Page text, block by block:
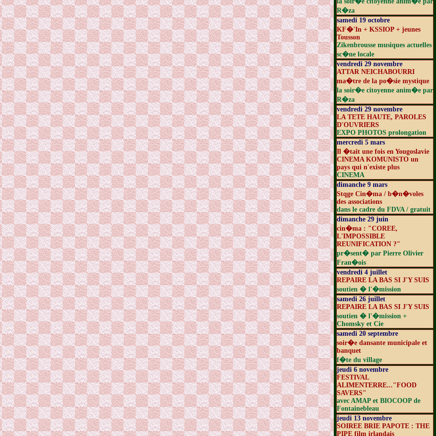
R�za
samedi 19 octobre
KF�'In + KSSIOP + jeunes
Tousson
Zikenbrousse musiques actuelles
sc�ne locale
vendredi 29 novembre
ATTAR NEICHABOURRI
ma�tre de la po�sie mystique
la soir�e citoyenne anim�e par
R�za
vendredi 29 novembre
LA TETE HAUTE, PAROLES
D'OUVRIERS
EXPO PHOTOS prolongation
mercredi 5 mars
Il �tait une fois en Yougoslavie
CINEMA KOMUNISTO un
pays qui n'existe plus
CINEMA
dimanche 9 mars
Stqge Cin�ma / b�n�voles
des associations
dans le cadre du FDVA / gratuit
dimanche 29 juin
cin�ma : "COREE,
L'IMPOSSIBLE
REUNIFICATION ?"
pr�sent� par Pierre Olivier
Fran�ois
vendredi 4 juillet
REPAIRE LA BAS SI J'Y SUIS
soutien � l'�mission
samedi 26 juillet
REPAIRE LA BAS SI J'Y SUIS
soutien � l'�mission +
Chomsky et Cie
samedi 20 septembre
soir�e dansante municipale et
banquet
f�te du village
jeudi 6 novembre
FESTIVAL
ALIMENTERRE..."FOOD
SAVERS"
avec AMAP et BIOCOOP de
Fontainebleau
jeudi 13 novembre
SOIREE BRIE PAPOTE : THE
PIPE film irlandais